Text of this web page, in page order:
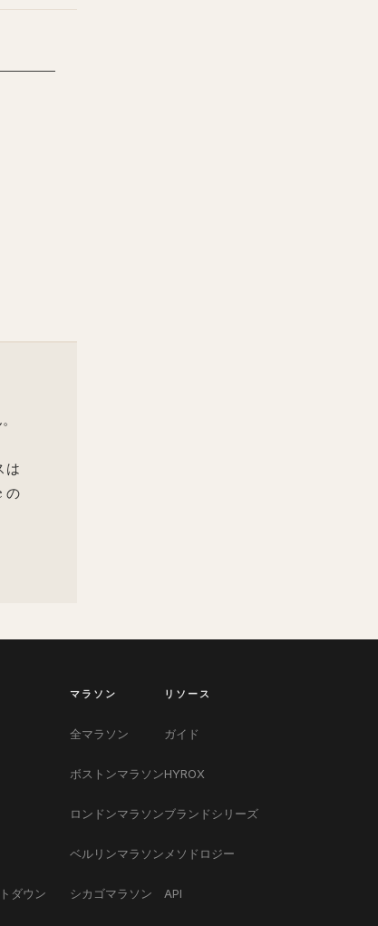
は
の
ダウン
マラソン
全マラソン
ボストンマラソン
ロンドンマラソン
ベルリンマラソン
シカゴマラソン
リソース
ガイド
HYROX
ブランドシリーズ
メソドロジー
API